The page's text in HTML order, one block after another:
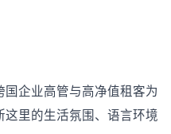
企业高管与高净值租客为
里的生活氛围、语言环境